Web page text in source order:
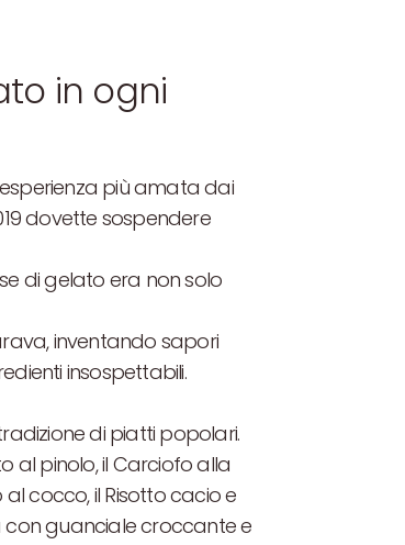
in ogni
più amata dai
dovette sospendere
di gelato era non solo
inventando sapori
insospettabili.
di piatti popolari.
al pinolo, il Carciofo alla
cocco, il Risotto cacio e
con guanciale croccante e